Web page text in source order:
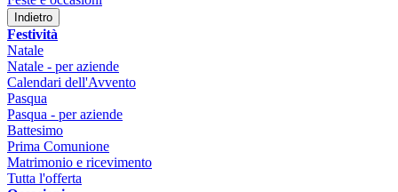
Indietro
Festività
Natale
Natale - per aziende
Calendari dell'Avvento
Pasqua
Pasqua - per aziende
Battesimo
Prima Comunione
Matrimonio e ricevimento
Tutta l'offerta